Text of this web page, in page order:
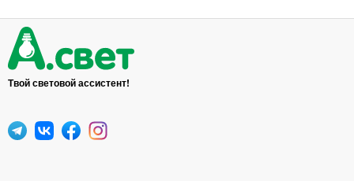
Твой световой ассистент!